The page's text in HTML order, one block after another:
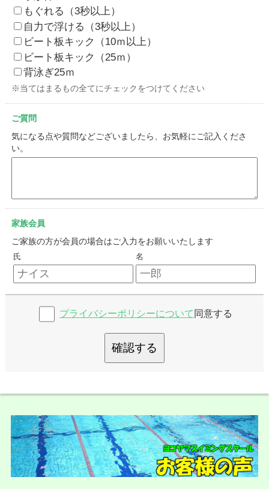
もぐれる（3秒以上）
自力で浮ける（3秒以上）
ビート板キック（10ｍ以上）
ビート板キック（25ｍ）
背泳ぎ25ｍ
※当てはまるもの全てにチェックをつけてください
ご質問
気になる点や質問などございましたら、お気軽にご記入くださ
い。
家族会員
ご家族の方が会員の場合はご入力をお願いいたします
氏 名
プライバシーポリシーについて 同意する
確認する